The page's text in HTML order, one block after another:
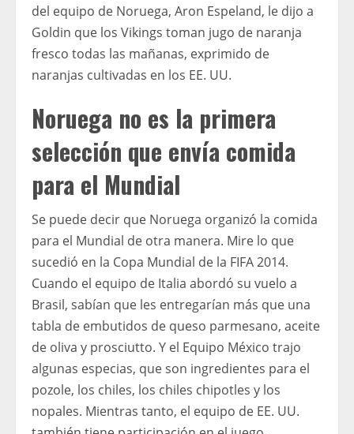
del equipo de Noruega, Aron Espeland, le dijo a
Goldin que los Vikings toman jugo de naranja
fresco todas las mañanas, exprimido de
naranjas cultivadas en los EE. UU.
Noruega no es la primera
selección que envía comida
para el Mundial
Se puede decir que Noruega organizó la comida
para el Mundial de otra manera. Mire lo que
sucedió en la Copa Mundial de la FIFA 2014.
Cuando el equipo de Italia abordó su vuelo a
Brasil, sabían que les entregarían más que una
tabla de embutidos de queso parmesano, aceite
de oliva y prosciutto. Y el Equipo México trajo
algunas especias, que son ingredientes para el
pozole, los chiles, los chiles chipotles y los
nopales. Mientras tanto, el equipo de EE. UU.